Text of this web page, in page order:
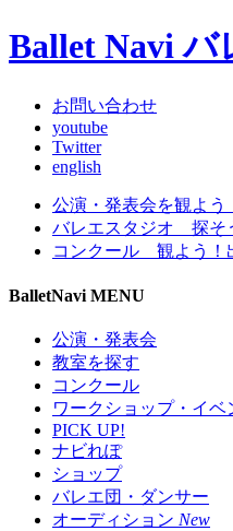
Ballet Navi
お問い合わせ
youtube
Twitter
english
公演・発表会を観よう
バレエスタジオ 探そ
コンクール 観よう！
BalletNavi MENU
公演・発表会
教室を探す
コンクール
ワークショップ・イベ
PICK UP!
ナビれぽ
ショップ
バレエ団・ダンサー
オーディション New